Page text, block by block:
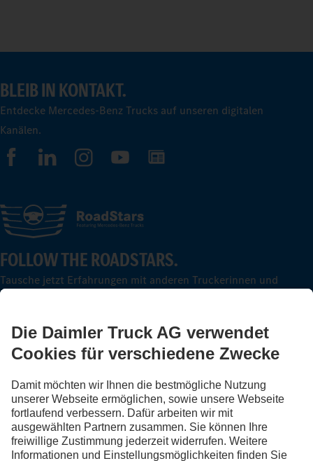
CONTACT_FORM_SEND
BLEIB IN KONTAKT.
Entdecke Mercedes-Benz Trucks auf unseren digitalen
FOLLOW THE ROADSTARS.
Tausche jetzt Erfahrungen mit anderen Truckerinnen und